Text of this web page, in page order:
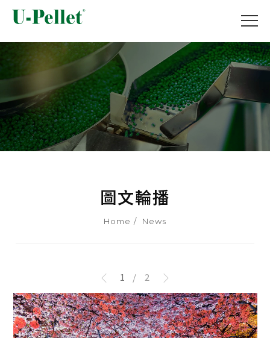
圖文輪播
Home News
1 / 2